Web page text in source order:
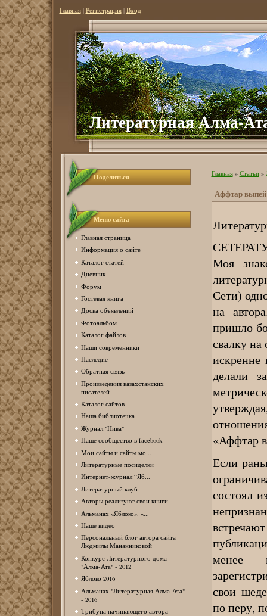
Главная| Регистрация| Вход
Литературная Алма-
Поделиться
Меню сайта
Главная страница
Информация о сайте
Каталог статей
Дневник
Форум
Гостевая книга
Доска объявлений
Фотоальбом
Каталог файлов
Наши современники
Наследие
Обратная связь
Произведения казахстанских
писателей
Каталог сайтов
Наша библиотечка
Журнал "Нива"
Наше сообщество в facebook
Мои сайты и сайты мо...
Литературные посиделки
Интернет-журнал “Яб...
Литературный клуб
Авторы реализуют свои книги
Альманах «Яблоко». «...
Наше видео
Персональный блог автора сайта
Людмилы Мананниковой
Конкурс Литературного дома
"Алма-Ата" - 2012
Яблоко 2016
Альманах "Литературная Алма-Ата"
- 2016
Трибуна начинающего автора
Главная» Статьи»
Аффтар
Моя
Сети)
на
пришло
свалку
искренне
делали
«Аффтар
Если
состоял
менее
свои
по перу,